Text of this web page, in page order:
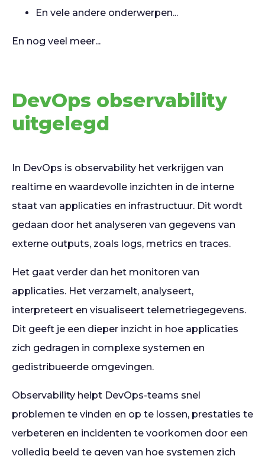
En vele andere onderwerpen...
En nog veel meer...
DevOps observability
uitgelegd
In DevOps is observability het verkrijgen van
realtime en waardevolle inzichten in de interne
staat van applicaties en infrastructuur. Dit wordt
gedaan door het analyseren van gegevens van
externe outputs, zoals logs, metrics en traces.
Het gaat verder dan het monitoren van
applicaties. Het verzamelt, analyseert,
interpreteert en visualiseert telemetriegegevens.
Dit geeft je een dieper inzicht in hoe applicaties
zich gedragen in complexe systemen en
gedistribueerde omgevingen.
Observability helpt DevOps-teams snel
problemen te vinden en op te lossen, prestaties te
verbeteren en incidenten te voorkomen door een
volledig beeld te geven van hoe systemen zich